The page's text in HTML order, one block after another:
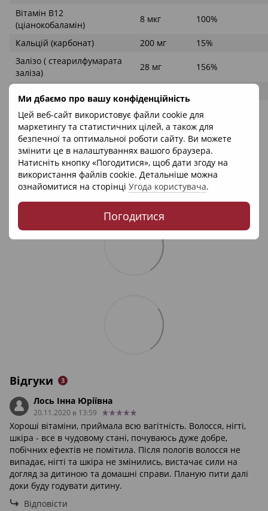
Ми дбаємо про вашу конфіденційність
Цей веб-сайт використовує файли cookie для
маркетингу та статистичних цілей, а також для
безпечної та оптимальної роботи сайту. Ви можете
змінити це в налаштуваннях вашого браузера.
Натисніть кнопку «Погодитися», щоб дати згоду на
використання файлів cookie. Детальніше можна
ознайомитися на сторінці Угода користувача.
Погодитися
Вітамін В12
(ціанокобаламін)
8 мкг 100%
Кальцій (карбонат) 200 мг
15%
Залізо ( стеарилфумарата
заліза)
28 мг 156%
Відгуки 3
Лось Інна Юріївна
20.11.2020 в 13:59
Хороші вітаміни, приймала всю вагітність. Волосся, нігті,
шкіра - все в чудовому стані, почуваюсь дуже добре,
побічних ефектів не помітила. Після пологів волосся не
випадає, нігті та шкіра не змінились, вистачає сили на
догляд за дитиною та домашні справи. Планую пити далі
доки буду годувати дитину.
Відповісти